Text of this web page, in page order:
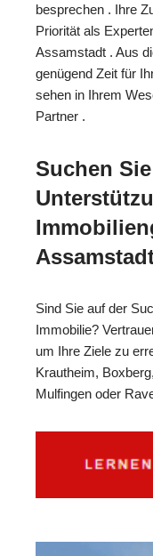
besprechen . Ihre
Priorität als
Assamstadt . Aus
genügend Zeit für
sehen in Ihrem
Partner .
Suchen
Sind Sie auf der
Immobilie?
um Ihre Ziele zu
Krautheim,
Mulfingen oder